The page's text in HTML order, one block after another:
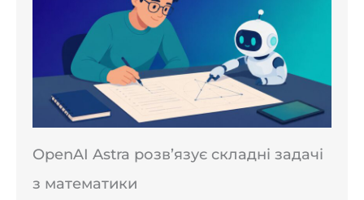
OpenAI Astra розв’язує складні задачі
з математики